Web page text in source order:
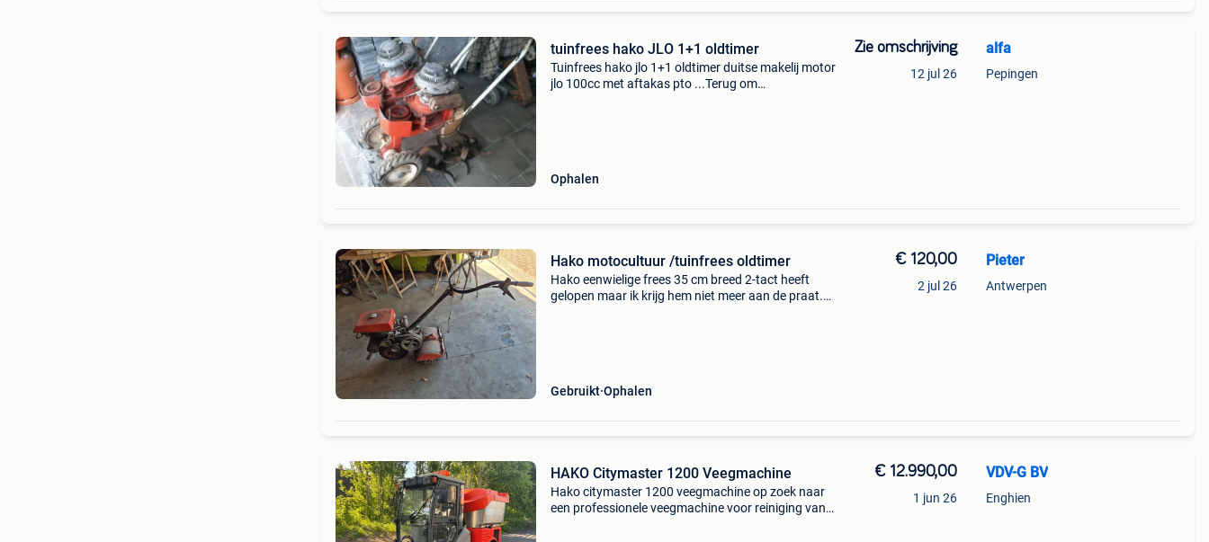
tuinfrees hako JLO 1+1 oldtimer
Tuinfrees hako jlo 1+1 oldtimer duitse makelij motor
jlo 100cc met aftakas pto ...Terug om
Ophalen
Zie omschrijving
12 jul 26
alfa
Pepingen
Hako motocultuur /tuinfrees oldtimer
Hako eenwielige frees 35 cm breed 2-tact heeft
gelopen maar ik krijg hem niet meer aan de praat.
Gebruikt Ophalen
€ 120,00
2 jul 26
Pieter
Antwerpen
HAKO Citymaster 1200 Veegmachine
Hako citymaster 1200 veegmachine op zoek naar
een professionele veegmachine voor reiniging van
€ 12.990,00
1 jun 26
VDV-G BV
Enghien